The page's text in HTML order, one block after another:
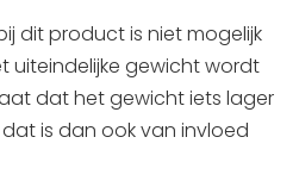
dit product is niet mogelijk
uiteindelijke gewicht wordt
dat het gewicht iets lager
is dan ook van invloed